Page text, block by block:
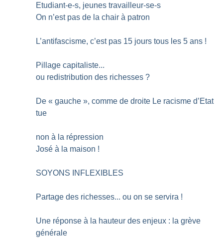
Etudiant-e-s, jeunes travailleur-se-s
On n’est pas de la chair à patron
L’antifascisme, c’est pas 15 jours tous les 5 ans !
Pillage capitaliste...
ou redistribution des richesses ?
De « gauche », comme de droite Le racisme d’Etat
tue
non à la répression
José à la maison !
SOYONS INFLEXIBLES
Partage des richesses... ou on se servira !
Une réponse à la hauteur des enjeux : la grève
générale